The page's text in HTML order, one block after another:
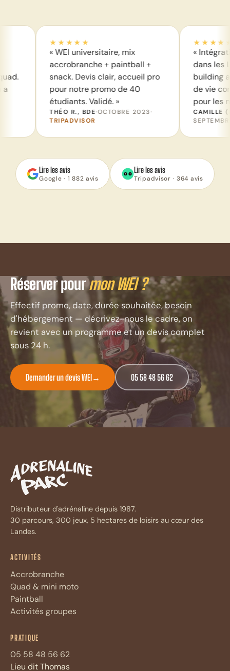
universitaire, mix
+ paintball +
Devis clair, accueil pro
notre promo de 40
Validé. »
OCTOBRE 2023·
« Intégration nouvelle
dans les Landes : team
building accrobranche,
de vie continue
pour les non-sportifs. »
CAMILLE (RESP BDE)·
SEPTEMBRE 2023 ·
Lire les avis
Google · 1 882 avis
Lire les avis
Tripadvisor · 364 avis
Réserver pourmon WEI ?
Effectif promo, date, durée souhaitée, besoin
d'hébergement — décrivez-nous le cadre, on
revient avec un programme et un devis complet
sous 24 h.
Demander un devis WEI→ 05 58 48 56 62
Distributeur d'adrénaline depuis 1987.
30 parcours, 300 jeux, 5 hectares de loisirs au cœur des
Landes.
ACTIVITÉS
Accrobranche
Quad & mini moto
Paintball
Activités groupes
PRATIQUE
05 58 48 56 62
Lieu dit ThomasBonjour ! Je suis l'assistant